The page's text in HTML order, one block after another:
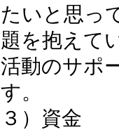
たいと思っ
題を抱えて
活動のサポ
す。
３）資金